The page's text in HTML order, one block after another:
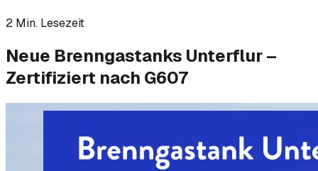
2 Min. Lesezeit
Neue Brenngastanks Unterflur –
Zertifiziert nach G607